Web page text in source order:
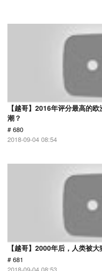
【越哥】2016年评分最高的
潮？
# 680
2018-09-04 08:54
【越哥】2000年后，人类被
# 681